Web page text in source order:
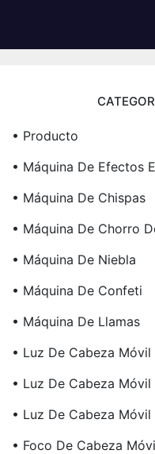
• Producto
• Máquina De Efectos
• Máquina De Chispas
• Máquina De Chorro
• Máquina De Niebla
• Máquina De Confeti
• Máquina De Llamas
• Luz De Cabeza Móvil
• Luz De Cabeza
• Luz De Cabeza Móvil
• Foco De Cabeza